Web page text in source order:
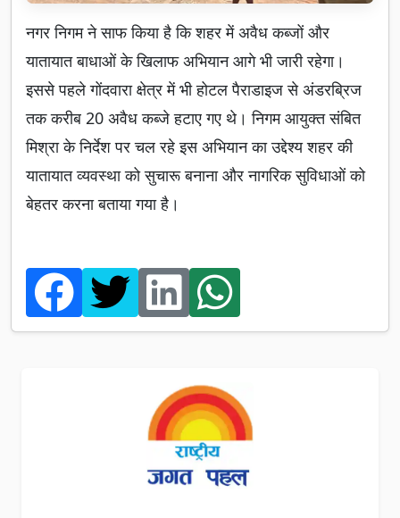
नगर निगम ने साफ किया है कि शहर में अवैध कब्जों और
यातायात बाधाओं के खिलाफ अभियान आगे भी जारी रहेगा।
इससे पहले गोंदवारा क्षेत्र में भी होटल पैराडाइज से अंडरब्रिज
तक करीब 20 अवैध कब्जे हटाए गए थे। निगम आयुक्त संबित
मिश्रा के निर्देश पर चल रहे इस अभियान का उद्देश्य शहर की
यातायात व्यवस्था को सुचारू बनाना और नागरिक सुविधाओं को
बेहतर करना बताया गया है।